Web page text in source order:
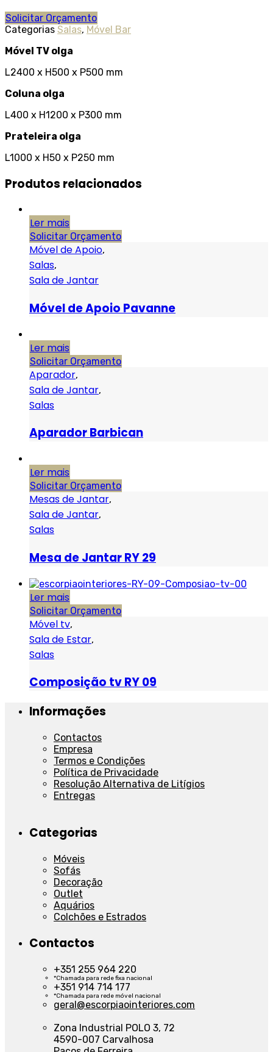
Solicitar Orçamento
Categorias Salas, Móvel Bar
Móvel TV olga
L2400 x H500 x P500 mm
Coluna olga
L400 x H1200 x P300 mm
Prateleira olga
L1000 x H50 x P250 mm
Produtos relacionados
Ler mais
Solicitar Orçamento
Móvel de Apoio,
Salas,
Sala de Jantar
Móvel de Apoio Pavanne
Ler mais
Solicitar Orçamento
Aparador,
Sala de Jantar,
Salas
Aparador Barbican
Ler mais
Solicitar Orçamento
Mesas de Jantar,
Sala de Jantar,
Salas
Mesa de Jantar RY 29
Ler mais
Solicitar Orçamento
Móvel tv,
Sala de Estar,
Salas
Composição tv RY 09
Informações
Contactos
Empresa
Termos e Condições
Política de Privacidade
Resolução Alternativa de Litígios
Entregas
Categorias
Móveis
Sofás
Decoração
Outlet
Aquários
Colchões e Estrados
Contactos
+351 255 964 220
*Chamada para rede fixa nacional
+351 914 714 177
*Chamada para rede móvel nacional
geral@escorpiaointeriores.com
Zona Industrial POLO 3, 72
4590-007 Carvalhosa